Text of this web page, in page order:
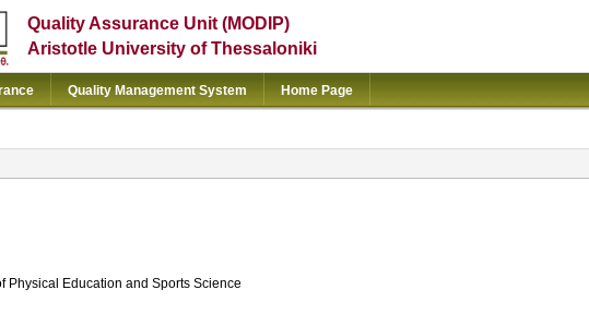
Quality Assurance Unit (MODIP)
Aristotle University of Thessaloniki
Quality Management System Home Page
Physical Education and Sports Science